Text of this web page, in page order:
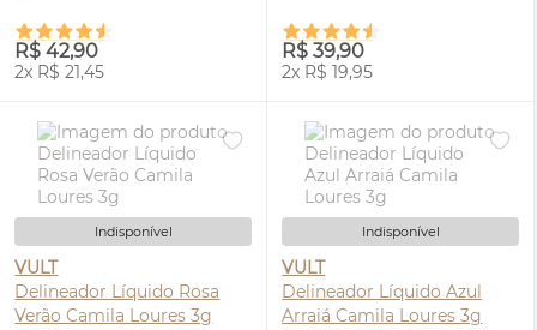
R$ 42,90
2x R$ 21,45
R$ 39,90
2x R$ 19,95
Indisponível
VULT
Delineador Líquido Rosa
Verão Camila Loures 3g
Indisponível
VULT
Delineador Líquido Azul
Arraiá Camila Loures 3g